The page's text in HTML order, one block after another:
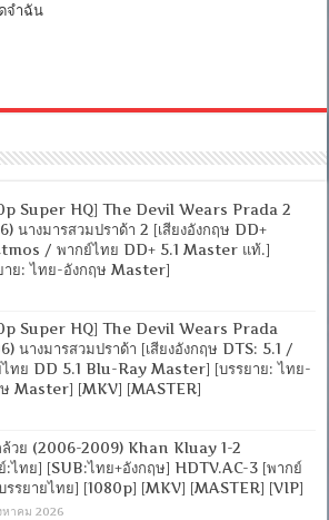
จำฉัน
Super HQ] The Devil Wears Prada 2
นางมารสวมปราด้า 2 [เสียงอังกฤษ DD+
/ พากย์ไทย DD+ 5.1 Master แท้.]
าย: ไทย-อังกฤษ Master]
Super HQ] The Devil Wears Prada
นางมารสวมปราด้า [เสียงอังกฤษ DTS: 5.1 /
ทย DD 5.1 Blu-Ray Master] [บรรยาย: ไทย-
ษ Master] [MKV] [MASTER]
ล้วย (2006-2009) Khan Kluay 1-2
:ไทย] [SUB:ไทย+อังกฤษ] HDTV.AC-3 [พากย์
รรยายไทย] [1080p] [MKV] [MASTER] [VIP]
หาคม 2026